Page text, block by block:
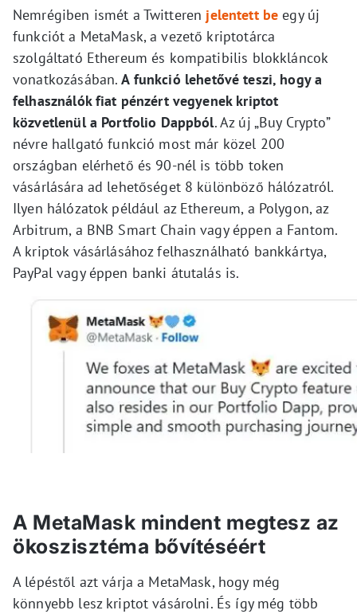
Nemrégiben ismét a Twitteren jelentett be egy új
funkciót a MetaMask, a vezető kriptotárca
szolgáltató Ethereum és kompatibilis blokkláncok
vonatkozásában.A funkció lehetővé teszi, hogy a
felhasználók fiat pénzért vegyenek kriptot
közvetlenül a Portfolio Dappból. Az új „Buy Crypto”
névre hallgató funkció most már közel 200
országban elérhető és 90-nél is több token
vásárlására ad lehetőséget 8 különböző hálózatról.
Ilyen hálózatok például az Ethereum, a Polygon, az
Arbitrum, a BNB Smart Chain vagy éppen a Fantom.
A kriptok vásárlásához felhasználható bankkártya,
PayPal vagy éppen banki átutalás is.
A MetaMask mindent megtesz az
ökoszisztéma bővítéséért
A lépéstől azt várja a MetaMask, hogy még
könnyebb lesz kriptot vásárolni. És így még több